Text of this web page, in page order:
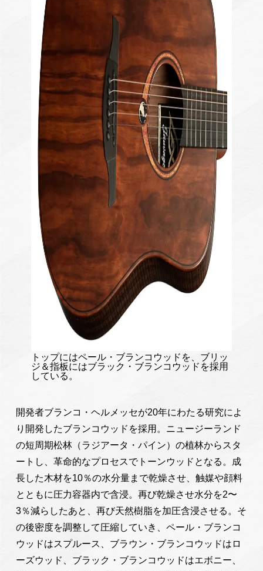
トップにはペール・ブランコウッドを、ブリッ
ジ＆指板にはブラック・ブランコウッドを採用
している。
開発者ブランコ・ヘルメッセが20年にわたる研究によ
り開発したブランコウッドを採用。ニュージーランド
の短周期松林（ラジアータ・パイン）の植林からスタ
ートし、革命的なプロセスでトーンウッドとなる。成
長した木材を10％の水分量まで乾燥させ、触媒や顔料
とともに圧力容器内で含浸。再び乾燥させ水分を2〜
3％減らしたあと、再び天然樹脂を加圧含浸させる。そ
の後密度を調整して圧縮していき、ペール・ブランコ
ウッドはスプルース、ブラウン・ブランコウッドはロ
ーズウッド、ブラック・ブランコウッドはエボニー、